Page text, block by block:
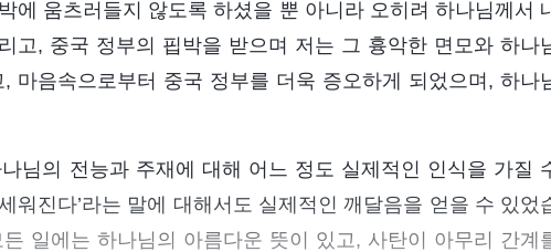
에 움츠러들지 않도록 하셨을 뿐 아니라 오히려 하나님께서
고, 중국 정부의 핍박을 받으며 저는 그 흉악한 면모와 하나
마음속으로부터 중국 정부를 더욱 증오하게 되었으며, 하나
님의 전능과 주재에 대해 어느 정도 실제적인 인식을 가질
워진다’라는 말에 대해서도 실제적인 깨달음을 얻을 수 있었
일에는 하나님의 아름다운 뜻이 있고, 사탄이 아무리 간계